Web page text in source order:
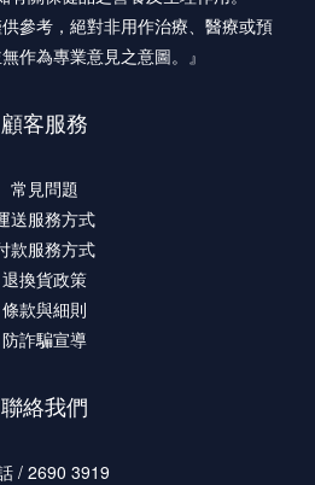
參考，絕對非用作治療、醫療或預
作為專業意見之意圖。』
顧客服務
常見問題
送服務方式
款服務方式
退換貨政策
條款與細則
防詐騙宣導
聯絡我們
/ 2690 3919